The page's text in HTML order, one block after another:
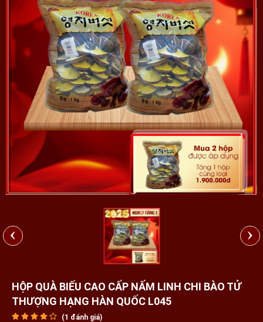
‹ ›
HỘP QUÀ BIẾU CAO CẤP NẤM LINH CHI BÀO TỬ
THƯỢNG HẠNG HÀN QUỐC L045
(1 đánh giá)